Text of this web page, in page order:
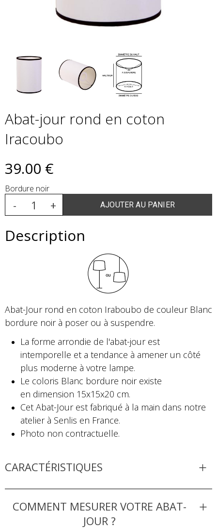
Abat-jour rond en coton
Iracoubo
39.00 €
Bordure noir
Description
Abat-Jour rond en coton Iraboubo de couleur Blanc
bordure noir à poser ou à suspendre.
La forme arrondie de l'abat-jour est
intemporelle et a tendance à amener un côté
plus moderne à votre lampe.
Le coloris Blanc bordure noir existe
en dimension 15x15x20 cm.
Cet Abat-Jour est fabriqué à la main dans notre
atelier à Senlis en France.
Photo non contractuelle.
CARACTÉRISTIQUES
COMMENT MESURER VOTRE ABAT-
JOUR ?